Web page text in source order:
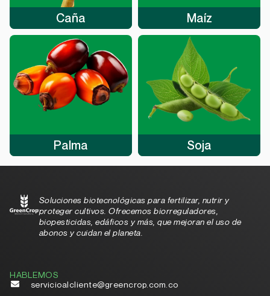
Caña Maíz
Palma Soja
Soluciones biotecnológicas para fertilizar, nutrir y
proteger cultivos. Ofrecemos biorreguladores,
biopesticidas, edáficos y más, que mejoran el uso de
abonos y cuidan el planeta.
HABLEMOS
servicioalcliente@greencrop.com.co